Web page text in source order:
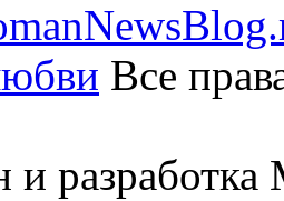
Все
и